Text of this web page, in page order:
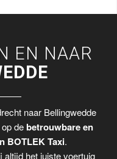
EN NAAR
naar Bellingwedde
op debetrouwbare en
BOTLEK Taxi.
altijd het juiste voertuig